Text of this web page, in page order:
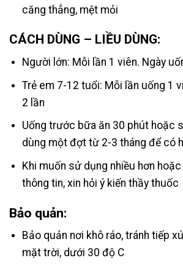
căng thẳng, mệt mỏi
CÁCH DÙNG – LIỀU DÙNG:
Người lớn: Mỗi lần 1 viên. Ngày
Trẻ em 7-12 tuổi: Mỗi lần uống 1
2 lần
Uống trước bữa ăn 30 phút hoặc
dùng một đợt từ 2-3 tháng để có
Khi muốn sử dụng nhiều hơn
thông tin, xin hỏi ý kiến thầy thuốc
Bảo quản:
Bảo quản nơi khô ráo, tránh tiếp
mặt trời, dưới 30 độ C